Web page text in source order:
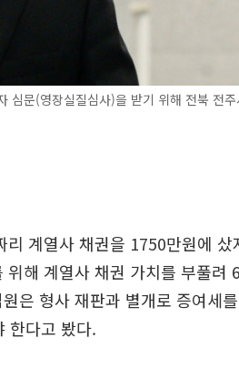
문(영장실질심사)을 받기 위해 전북 전주
계열사 채권을 1750만원에 샀
해 계열사 채권 가치를 부풀려
은 형사 재판과 별개로 증여세
한다고 봤다.